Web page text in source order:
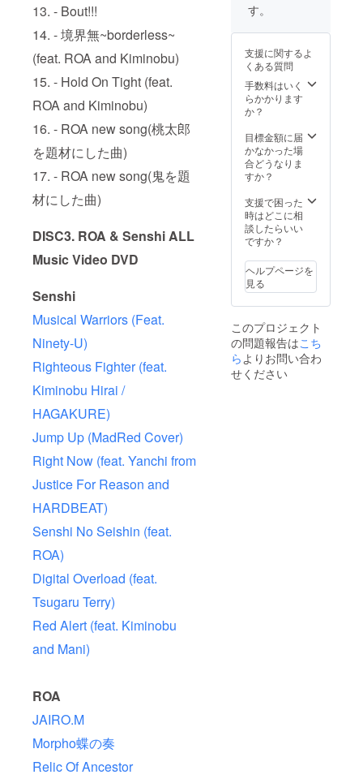
13. - Bout!!!
14. - 境界無~borderless~
(feat. ROA and Kiminobu)
15. - Hold On Tight (feat.
ROA and Kiminobu)
16. - ROA new song(桃太郎
を題材にした曲)
17. - ROA new song(鬼を題
材にした曲)
DISC3. ROA & Senshi ALL
Music Video DVD
Senshi
Musical Warriors (Feat.
Ninety-U)
Righteous Fighter (feat.
Kiminobu Hirai /
HAGAKURE)
Jump Up (MadRed Cover)
Right Now (feat. Yanchi from
Justice For Reason and
HARDBEAT)
Senshi No Seishin (feat.
ROA)
Digital Overload (feat.
Tsugaru Terry)
Red Alert (feat. Kiminobu
and Mani)
ROA
JAIRO.M
Morpho蝶の奏
Relic Of Ancestor
こちら
に30名
様まで
ゲスト
で(販売
も可)入
るチ
ケット
(ドリン
ク代別
いてお
りま
す。
(105,00
当) ※ア
フター
パー
ティ含
ち上
げ」に
もご参
加頂け
ます。
す。
支援に関するよ
くある質問
手数料はいく
らかかります
か？
目標金額に届
かなかった場
合どうなりま
すか？
支援で困った
時はどこに相
談したらいい
ですか？
ヘルプページを
見る
このプロジェクト
の問題報告はこち
ら よりお問い合わ
せください